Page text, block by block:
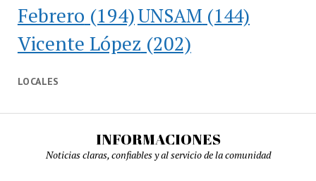
Febrero (194)UNSAM (144)
Vicente López (202)
LOCALES
INFORMACIONES
Noticias claras, confiables y al servicio de la comunidad